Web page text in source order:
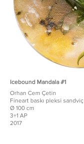
Icebound Mandala #1
Orhan Cem Çetin
Fineart baskı pleksi sandviç
Ø 100 cm
3+1 AP
2017